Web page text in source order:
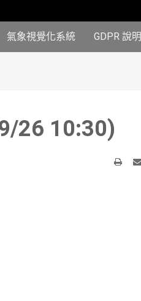
氣象視覺化系統 GDPR 說明
26 10:30)